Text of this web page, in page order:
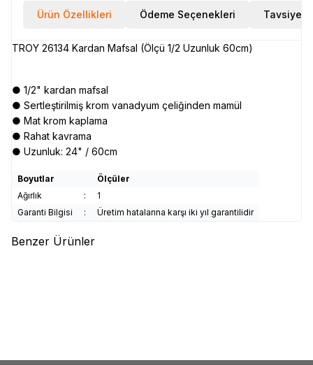
Ürün Özellikleri Ödeme Seçenekleri Tavsiye Et
TROY 26134 Kardan Mafsal (Ölçü 1/2 Uzunluk 60cm)
● 1/2" kardan mafsal
● Sertleştirilmiş krom vanadyum çeliğinden mamül
● Mat krom kaplama
● Rahat kavrama
● Uzunluk: 24" / 60cm
Boyutlar
Ölçüler
Ağırlık
:
1
Garanti Bilgisi
: Üretim hatalarına karşı iki yıl garantilidir
Benzer Ürünler